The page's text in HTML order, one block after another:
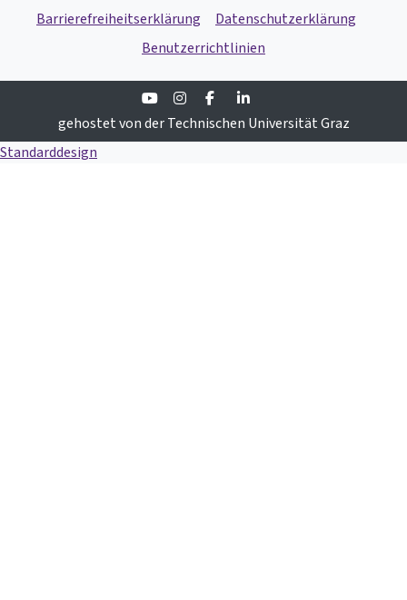
Barrierefreiheitserklärung
Datenschutzerklärung
Benutzerrichtlinien
YoutubeInstagramFacebook
gehostet von der Technischen Universität Graz
Standarddesign